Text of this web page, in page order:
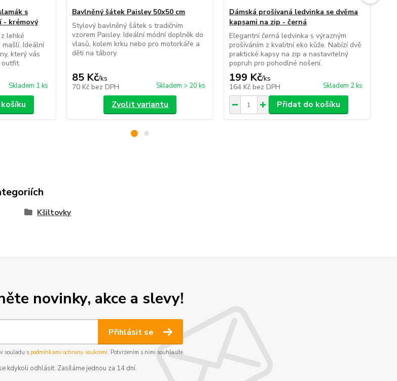
s
- krémový
lehké
Ideální
který vás
outfit.
Skladem 1 ks
Bavlněný šátek Paisley 50x50 cm
Stylový bavlněný šátek s tradičním
vzorem Paisley. Ideální módní doplněk do
vlasů, kolem krku nebo pro motorkáře a
děti na tábory.
85 Kč/ks
70 Kč bez DPH Skladem > 20 ks
Zvolit variantu
Dámská prošívaná ledvinka se dvěma
kapsami na zip - černá
Elegantní černá ledvinka s výrazným
prošíváním z kvalitní eko kůže. Nabízí dvě
praktické kapsy na zip a nastavitelný
popruh pro pohodlné nošení.
199 Kč/ks
164 Kč bez DPH Skladem 2 ks
Přidat do košíku
Kšiltovky
novinky, akce a slevy!
Přihlásit se
souladu s podmínkami ochrany soukromí. Potvrzením s nimi souhlasíte.
kdykoli odhlásit. Zasíláme jednou za 14 dní.